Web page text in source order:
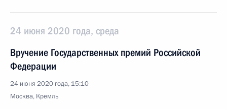
24 июня 2020 года, среда
Вручение Государственных премий Российской
Федерации
24 июня 2020 года, 15:10
Москва, Кремль